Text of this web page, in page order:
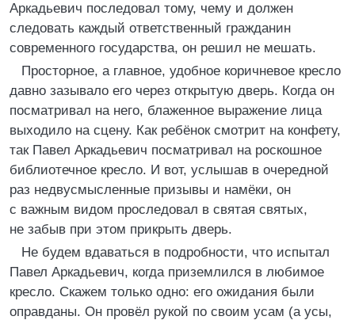
Аркадьевич последовал тому, чему и должен
следовать каждый ответственный гражданин
современного государства, он решил не мешать.
Просторное, а главное, удобное коричневое кресло
давно зазывало его через открытую дверь. Когда он
посматривал на него, блаженное выражение лица
выходило на сцену. Как ребёнок смотрит на конфету,
так Павел Аркадьевич посматривал на роскошное
библиотечное кресло. И вот, услышав в очередной
раз недвусмысленные призывы и намёки, он
с важным видом проследовал в святая святых,
не забыв при этом прикрыть дверь.
Не будем вдаваться в подробности, что испытал
Павел Аркадьевич, когда приземлился в любимое
кресло. Скажем только одно: его ожидания были
оправданы. Он провёл рукой по своим усам (а усы,